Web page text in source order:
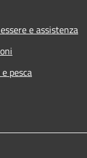
e assistenza
pesca